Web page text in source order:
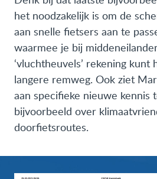
het noodzakelijk is om de
aan snelle fietsers aan te
waarmee je bij
‘vluchtheuvels’ rekening kunt
langere remweg. Ook ziet
aan specifieke nieuwe kennis
bijvoorbeeld over
doorfietsroutes.